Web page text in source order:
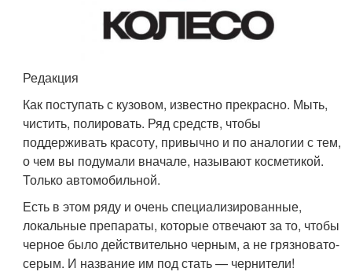
Редакция
Как поступать с кузовом, известно прекрасно. Мыть,
чистить, полировать. Ряд средств, чтобы
поддерживать красоту, привычно и по аналогии с тем,
о чем вы подумали вначале, называют косметикой.
Только автомобильной.
Есть в этом ряду и очень специализированные,
локальные препараты, которые отвечают за то, чтобы
черное было действительно черным, а не грязновато-
серым. И название им под стать — чернители!